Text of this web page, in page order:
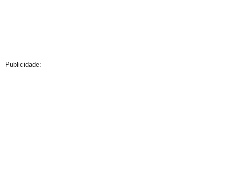
Publicidade: